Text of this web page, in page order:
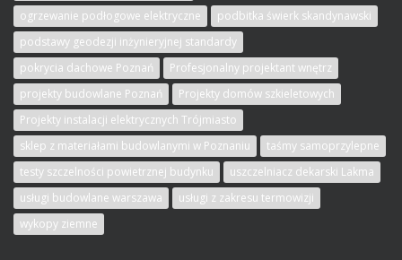
ogrzewanie podłogowe elektryczne
podbitka świerk skandynawski
podstawy geodezji inżynieryjnej standardy
pokrycia dachowe Poznań
Profesjonalny projektant wnętrz
projekty budowlane Poznań
Projekty domów szkieletowych
Projekty instalacji elektrycznych Trójmiasto
sklep z materiałami budowlanymi w Poznaniu
taśmy samoprzylepne
testy szczelności powietrznej budynku
uszczelniacz dekarski Lakma
usługi budowlane warszawa
usługi z zakresu termowizji
wykopy ziemne